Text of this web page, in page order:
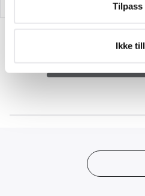
Identifisere enheten din
kan du lese
brukes. Du kan hele tiden
Vi bruker informasjonskapsler
dessuten informasjon om
vårt, med partnerne våre innen
Tilpass
Ikke